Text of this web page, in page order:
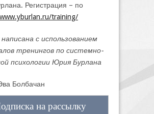
Регистрация – по
www.yburlan.ru/training/
с использованием
тренингов по системно-
психологии Юрия Бурлана
Болбачан